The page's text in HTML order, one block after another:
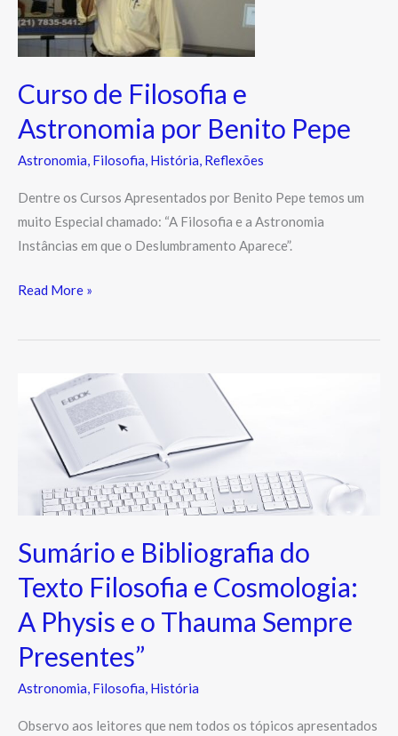
Curso de Filosofia e
Astronomia por Benito Pepe
Astronomia, Filosofia, História, Reflexões
Dentre os Cursos Apresentados por Benito Pepe temos um
muito Especial chamado: “A Filosofia e a Astronomia
Instâncias em que o Deslumbramento Aparece”.
por
Benito
Pepe
Read More »
Sumário e Bibliografia do
Texto Filosofia e Cosmologia:
A Physis e o Thauma Sempre
Presentes”
Astronomia, Filosofia, História
Observo aos leitores que nem todos os tópicos apresentados
Sumário
Bibliografia
Filosofia
Cosmologia:
A
Physis
e
o
Sempre
Presentes”